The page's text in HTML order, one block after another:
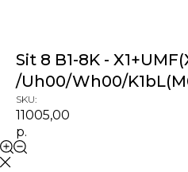
Sit 8 B1-8K -
/Uh00/Wh00/
SKU:
11005,00
р.